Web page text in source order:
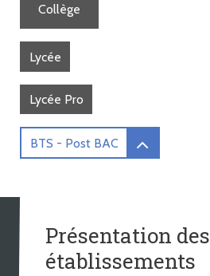
Collège
Lycée
Lycée Pro
BTS - Post BAC
Présentation des
établissements